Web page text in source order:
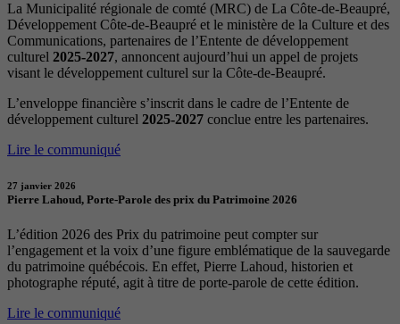
La Municipalité régionale de comté (MRC) de La Côte-de-Beaupré,
Développement Côte-de-Beaupré et le ministère de la Culture et des
Communications, partenaires de l’Entente de développement
culturel 2025-2027, annoncent aujourd’hui un appel de projets
visant le développement culturel sur la Côte-de-Beaupré.
L’enveloppe financière s’inscrit dans le cadre de l’Entente de
développement culturel 2025-2027 conclue entre les partenaires.
Lire le communiqué
27 janvier 2026
Pierre Lahoud, Porte-Parole des prix du Patrimoine 2026
L’édition 2026 des Prix du patrimoine peut compter sur
l’engagement et la voix d’une figure emblématique de la sauvegarde
du patrimoine québécois. En effet, Pierre Lahoud, historien et
photographe réputé, agit à titre de porte-parole de cette édition.
Lire le communiqué